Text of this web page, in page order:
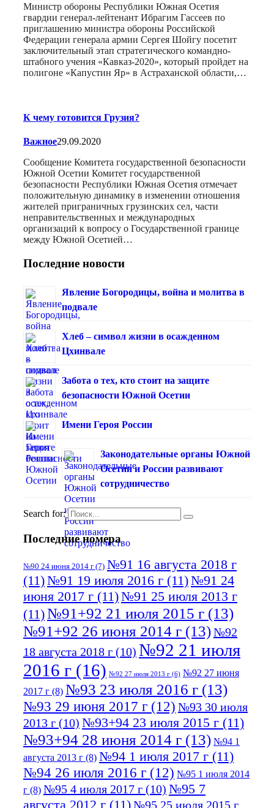
Министр обороны Республики Южная Осетия
гвардии генерал-лейтенант Ибрагим Гассеев по
приглашению министра обороны Российской
Федерации генерала армии Сергея Шойгу посетит
заключительный этап стратегического командно-
штабного учения «Кавказ-2020», который пройдет на
полигоне «Капустин Яр» в Астраханской области,…
К чему готовится Грузия?
Важное29.09.2020
Сообщение Комитета государственной безопасности
Южной Осетии Комитет государственной
безопасности Республики Южная Осетия отмечает
положительную динамику в изменении отношения
жителей приграничных грузинских сел, части
неправительственных и международных
организаций к вопросу о Государственной границе
между Южной Осетией…
Последние новости
Явление Богородицы, война и молитва в
подвале
Хлеб – символ жизни в осажденном
Цхинвале
Забота о тех, кто стоит на защите
безопасности Южной Осетии
Имени Героя России
Законодательные органы Южной
Осетии и России развивают
сотрудничество
Search for:
Последние номера
№90 24 июня 2014 г (7) №91 16 августа 2018 г
(11)№91 19 июля 2016 г (11)№91 24
июня 2017 г (11)№91 25 июля 2013 г
(11)№91+92 21 июля 2015 г (13)
№91+92 26 июня 2014 г (13)№92
18 августа 2018 г (10) №92 21 июля
2016 г (16) №92 27 июля 2013 г (6) №92 27 июня
2017 г (8) №93 23 июля 2016 г (13)
№93 29 июня 2017 г (12) №93 30 июля
2013 г (10) №93+94 23 июля 2015 г (11)
№93+94 28 июня 2014 г (13) №94 1
августа 2013 г (8) №94 1 июля 2017 г (11)
№94 26 июля 2016 г (12) №95 1 июля 2014
г (8) №95 4 июля 2017 г (10) №95 7
августа 2012 г (11)№95 25 июля 2015 г